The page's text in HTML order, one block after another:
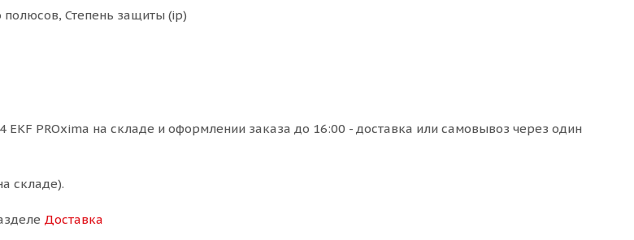
полюсов, Степень защиты (ip)
PROxima на складе и оформлении заказа до 16:00 - доставка или самовывоз через один
складе).
Доставка